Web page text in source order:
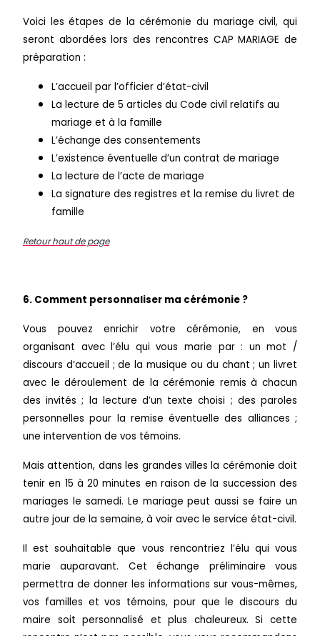
Voici les étapes de la cérémonie du mariage civil, qui
seront abordées lors des rencontres CAP MARIAGE de
préparation :
L’accueil par l’officier d’état-civil
La lecture de 5 articles du Code civil relatifs au
mariage et à la famille
L’échange des consentements
L’existence éventuelle d’un contrat de mariage
La lecture de l’acte de mariage
La signature des registres et la remise du livret de
famille
Retour haut de page
6. Comment personnaliser ma cérémonie ?
Vous pouvez enrichir votre cérémonie, en vous
organisant avec l’élu qui vous marie par : un mot /
discours d’accueil ; de la musique ou du chant ; un livret
avec le déroulement de la cérémonie remis à chacun
des invités ; la lecture d’un texte choisi ; des paroles
personnelles pour la remise éventuelle des alliances ;
une intervention de vos témoins.
Mais attention, dans les grandes villes la cérémonie doit
tenir en 15 à 20 minutes en raison de la succession des
mariages le samedi. Le mariage peut aussi se faire un
autre jour de la semaine, à voir avec le service état-civil.
Il est souhaitable que vous rencontriez l’élu qui vous
marie auparavant. Cet échange préliminaire vous
permettra de donner les informations sur vous-mêmes,
vos familles et vos témoins, pour que le discours du
maire soit personnalisé et plus chaleureux. Si cette